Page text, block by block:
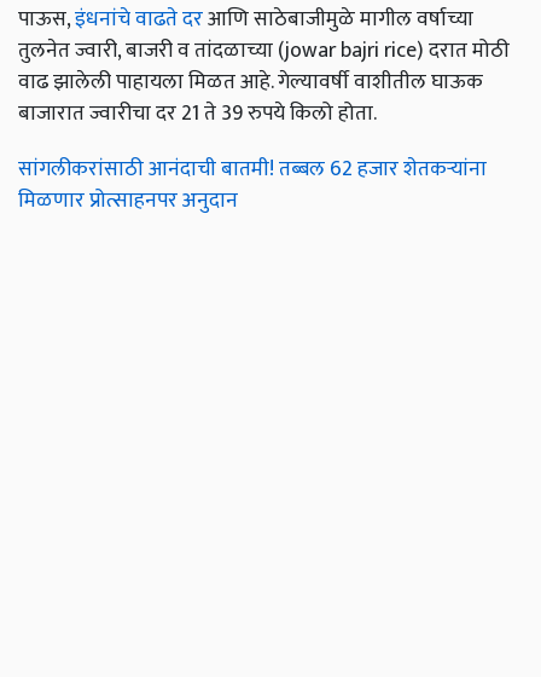
पाऊस,इंधनांचे वाढते दरआणि साठेबाजीमुळे मागील वर्षाच्या
तुलनेत ज्वारी, बाजरी व तांदळाच्या (jowar bajri rice) दरात मोठी
वाढ झालेली पाहायला मिळत आहे. गेल्यावर्षी वाशीतील घाऊक
बाजारात ज्वारीचा दर 21 ते 39 रुपये किलो होता.
सांगलीकरांसाठी आनंदाची बातमी! तब्बल 62 हजार शेतकऱ्यांना
मिळणार प्रोत्साहनपर अनुदान